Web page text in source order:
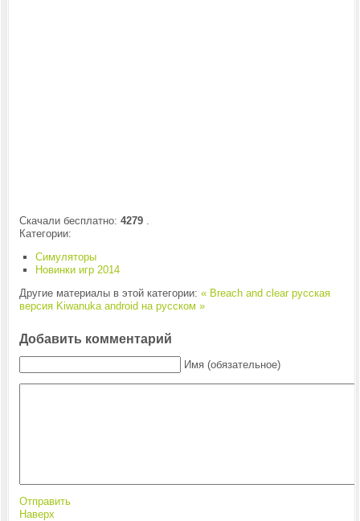
Скачали бесплатно: 4279.
Категории:
Симуляторы
Новинки игр 2014
Другие материалы в этой категории: « Breach and clear русская
версия Kiwanuka android на русском »
Добавить комментарий
Имя (обязательное)
Отправить
Наверх